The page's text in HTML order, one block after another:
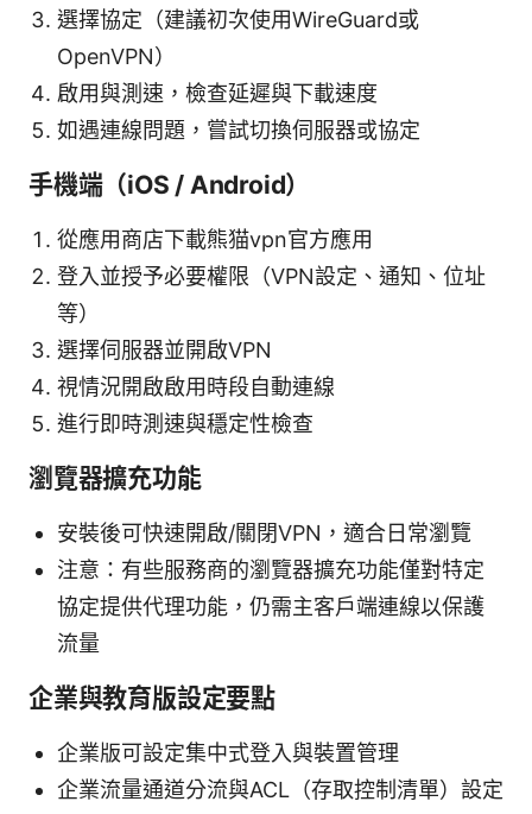
選擇協定（建議初次使用WireGuard或
OpenVPN）
啟用與測速，檢查延遲與下載速度
如遇連線問題，嘗試切換伺服器或協定
手機端（iOS / Android）
從應用商店下載熊猫vpn官方應用
登入並授予必要權限（VPN設定、通知、位址
等）
選擇伺服器並開啟VPN
視情況開啟啟用時段自動連線
進行即時測速與穩定性檢查
瀏覽器擴充功能
安裝後可快速開啟/關閉VPN，適合日常瀏覽
注意：有些服務商的瀏覽器擴充功能僅對特定
協定提供代理功能，仍需主客戶端連線以保護
流量
企業與教育版設定要點
企業版可設定集中式登入與裝置管理
企業流量通道分流與ACL（存取控制清單）設定